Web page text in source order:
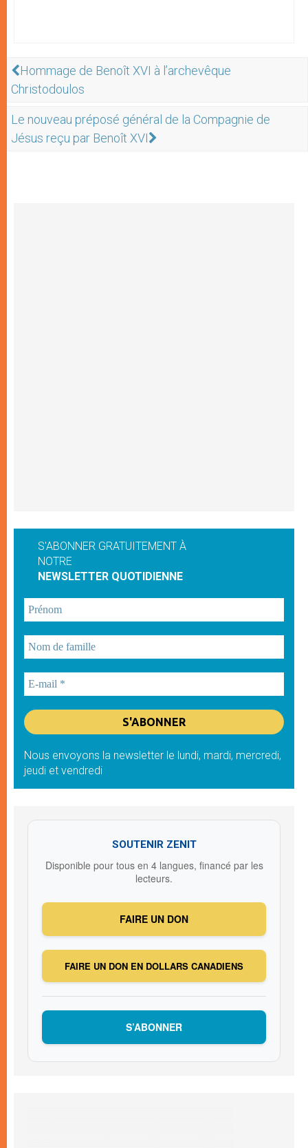
Hommage de Benoît XVI à l’archevêque
Christodoulos
Le nouveau préposé général de la Compagnie de
Jésus reçu par Benoît XVI
S'ABONNER GRATUITEMENT À
NOTRE
NEWSLETTER QUOTIDIENNE
Nous envoyons la newsletter le lundi, mardi, mercredi,
jeudi et vendredi
SOUTENIR ZENIT
Disponible pour tous en 4 langues, financé par les
lecteurs.
FAIRE UN DON
FAIRE UN DON EN DOLLARS CANADIENS
S’ABONNER